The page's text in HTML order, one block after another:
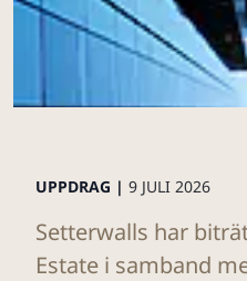
UPPDRAG | 9 JULI 2026
Setterwalls har
Estate i samband